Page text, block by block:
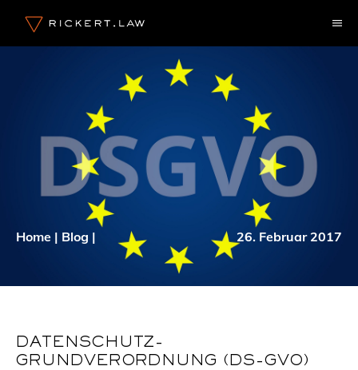
Inhalt
springen
Home | Blog | 26. Februar 2017
DATENSCHUTZ-
GRUNDVERORDNUNG (DS-GVO)